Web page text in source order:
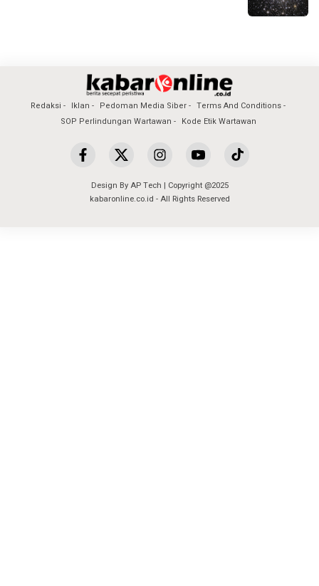
Redaksi Iklan Pedoman Media Siber
Terms And Conditions
SOP Perlindungan Wartawan
Kode Etik Wartawan
Design By AP Tech | Copyright @2025
kabaronline.co.id - All Rights Reserved